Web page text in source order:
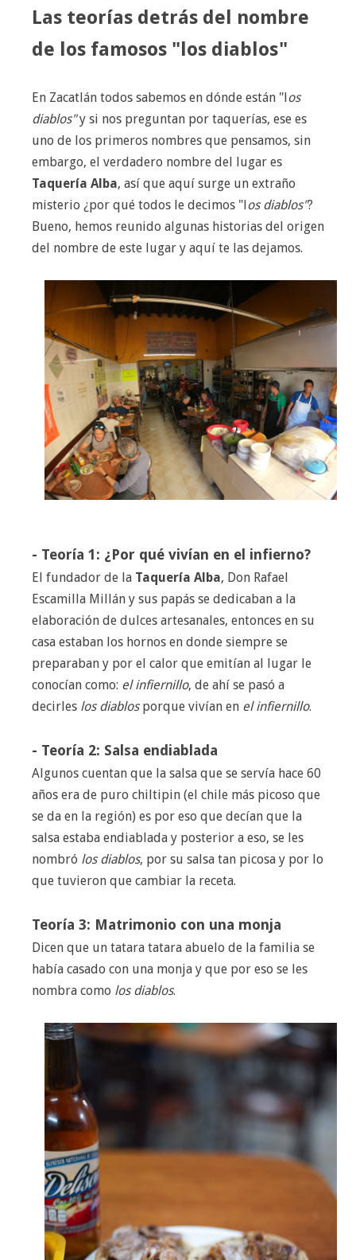
Las teorías detrás del nombre
de los famosos "los diablos"
En Zacatlán todos sabemos en dónde están "los
diablos"y si nos preguntan por taquerías, ese es
uno de los primeros nombres que pensamos, sin
embargo, el verdadero nombre del lugar es
Taquería Alba, así que aquí surge un extraño
misterio ¿por qué todos le decimos "los diablos"?
Bueno, hemos reunido algunas historias del origen
del nombre de este lugar y aquí te las dejamos.
- Teoría 1: ¿Por qué vivían en el infierno?
El fundador de la Taquería Alba, Don Rafael
Escamilla Millán y sus papás se dedicaban a la
elaboración de dulces artesanales, entonces en su
casa estaban los hornos en donde siempre se
preparaban y por el calor que emitían al lugar le
conocían como: el infiernillo, de ahí se pasó a
decirles los diablosporque vivían en el infiernillo.
- Teoría 2: Salsa endiablada
Algunos cuentan que la salsa que se servía hace 60
años era de puro chiltipin (el chile más picoso que
se da en la región) es por eso que decían que la
salsa estaba endiablada y posterior a eso, se les
nombró los diablos, por su salsa tan picosa y por lo
que tuvieron que cambiar la receta.
Teoría 3: Matrimonio con una monja
Dicen que un tatara tatara abuelo de la familia se
había casado con una monja y que por eso se les
nombra como los diablos.